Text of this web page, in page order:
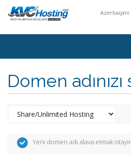
Azerbaijani
Domen adınızı
Yeni domen adı əlavə etmək